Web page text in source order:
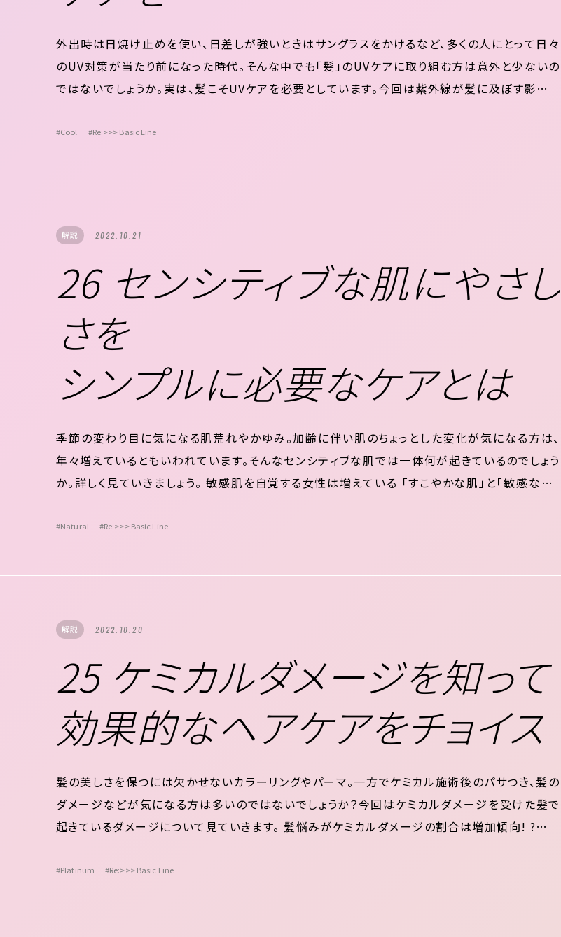
外出時は日焼け止めを使い、日差しが強いときはサングラスをかけるなど、多くの人にとって日々
のUV対策が当たり前になった時代。そんな中でも「髪」のUVケアに取り組む方は意外と少ないの
ではないでしょうか。実は、髪こそUVケアを必要としています。今回は紫外線が髪に及ぼす影響を
数％しかいない 髪にUVケアが必要な理由...
#Cool #Re:>>> Basic Line
解説 2022.10.21
26 センシティブな肌にやさし
さを
シンプルに必要なケアとは
季節の変わり目に気になる肌荒れやかゆみ。加齢に伴い肌のちょっとした変化が気になる方は、
年々増えているともいわれています。そんなセンシティブな肌では一体何が起きているのでしょう
か。詳しく見ていきましょう。 敏感肌を自覚する女性は増えている 「すこやかな肌」と「敏感な肌」
しさを与える「Natural」 敏感肌を自覚...
#Natural #Re:>>> Basic Line
解説 2022.10.20
25 ケミカルダメージを知って
効果的なヘアケアをチョイス
髪の美しさを保つには欠かせないカラーリングやパーマ。一方でケミカル施術後のパサつき、髪の
ダメージなどが気になる方は多いのではないでしょうか？今回はケミカルダメージを受けた髪で
起きているダメージについて見ていきます。 髪悩みがケミカルダメージの割合は増加傾向! ?ヘア
の損失③キューティクルの空洞化 髪色もス...
#Platinum #Re:>>> Basic Line